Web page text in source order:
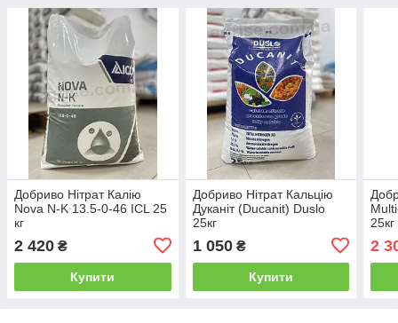
Добриво Нітрат Калію
Nova N-K 13.5-0-46 ICL 25
кг
2 420 ₴
Купити
Добриво Нітрат Кальцію
Дуканіт (Ducanit) Duslo
25кг
1 050₴
Купити
25кг
2